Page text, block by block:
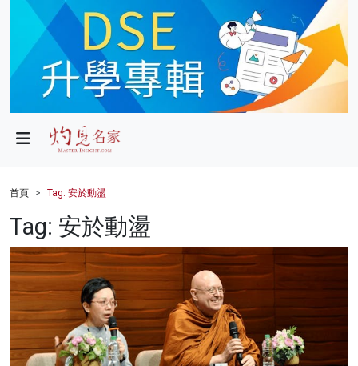
政局
財經
健康
商業
科技
影片
首頁 Tag: 安於動盪
Tag: 安於動盪